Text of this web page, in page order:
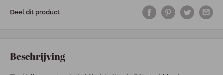
Deel dit product
Beschrijving